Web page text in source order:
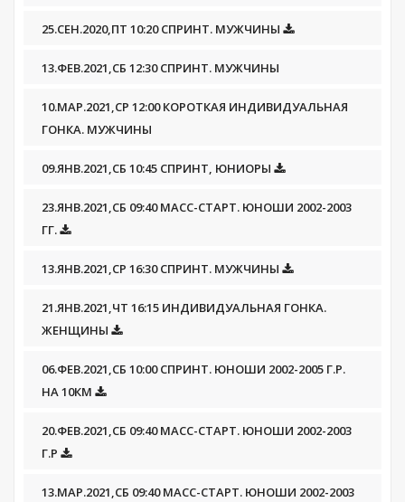
25.СЕН.2020,ПТ 10:20 СПРИНТ. МУЖЧИНЫ
13.ФЕВ.2021,СБ 12:30 СПРИНТ. МУЖЧИНЫ
10.МАР.2021,СР 12:00 КОРОТКАЯ ИНДИВИДУАЛЬНАЯ
ГОНКА. МУЖЧИНЫ
09.ЯНВ.2021,СБ 10:45 СПРИНТ, ЮНИОРЫ
23.ЯНВ.2021,СБ 09:40 МАСС-СТАРТ. ЮНОШИ 2002-2003
ГГ.
13.ЯНВ.2021,СР 16:30 СПРИНТ. МУЖЧИНЫ
21.ЯНВ.2021,ЧТ 16:15 ИНДИВИДУАЛЬНАЯ ГОНКА.
ЖЕНЩИНЫ
06.ФЕВ.2021,СБ 10:00 СПРИНТ. ЮНОШИ 2002-2005 Г.Р.
НА 10КМ
20.ФЕВ.2021,СБ 09:40 МАСС-СТАРТ. ЮНОШИ 2002-2003
Г.Р
13.МАР.2021,СБ 09:40 МАСС-СТАРТ. ЮНОШИ 2002-2003